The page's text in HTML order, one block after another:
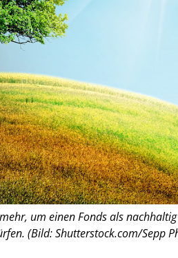
um einen Fonds als
(Bild: Shutterstock.com/Sepp